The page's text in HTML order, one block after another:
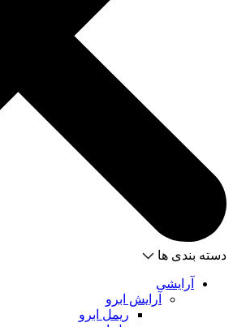
دسته بندی ها
آرایشی
آرایش ابرو
ریمل ابرو